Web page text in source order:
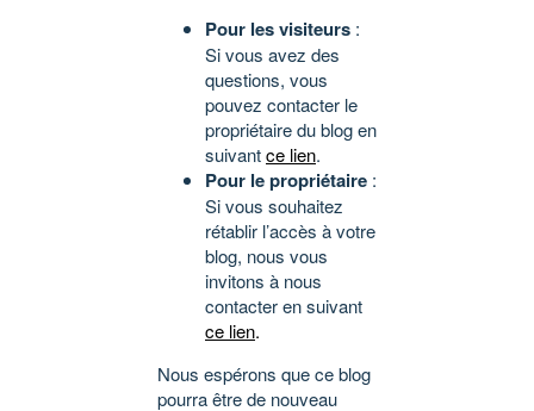
Pour les visiteurs :
Si vous avez des
questions, vous
pouvez contacter le
propriétaire du blog en
suivantce lien.
Pour le propriétaire :
Si vous souhaitez
rétablir l’accès à votre
blog, nous vous
invitons à nous
contacter en suivant
ce lien.
Nous espérons que ce blog
pourra être de nouveau